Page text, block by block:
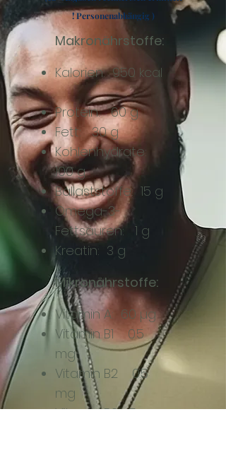
! Personenabhängig )
Makronährstoffe:
Kalorien: 950 kcal
Protein: 60 g
Fett: 30 g
Kohlenhydrate:
100 g
Ballaststoffe: 15 g
Omega-3-
Fettsäuren: 1 g
Kreatin: 3 g
Mikronährstoffe:
Vitamin A: 60 µg
Vitamin B1 0.5
mg
Vitamin B2 0.5
mg
Vitamin B3 5 mg